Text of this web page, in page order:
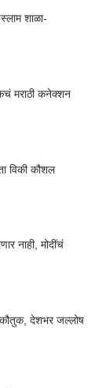
शाळा-
मराठी कनेक्शन
विकी कौशल
नाही, मोदींचं
कौतुक, देशभर जल्लोष